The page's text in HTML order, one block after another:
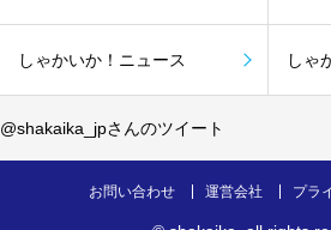
しゃかいか！ニュース しゃ
@shakaika_jpさんのツイート
お問い合わせ 運営会社 プラ